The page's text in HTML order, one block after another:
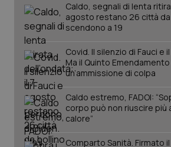
Caldo, segnali di lenta
agosto restano 26 città
scendono a 19
Covid. Il silenzio di Fauci e
Ma il Quinto
un’ammissione di colpa
Caldo estremo, FADOI:
corpo può non riuscire più
calore”
Comparto Sanità. Firmato